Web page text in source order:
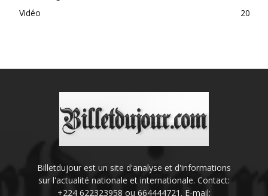
Vidéo
20
Billetdujour est un site d'analyse et d'informations
sur l'actualité nationale et internationale. Contact:
+224 622323958 ou 664444721. E-mail: